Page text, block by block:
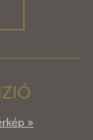
»